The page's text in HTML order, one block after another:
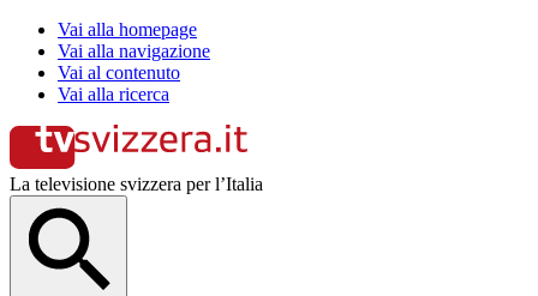
Vai alla homepage
Vai alla navigazione
Vai al contenuto
Vai alla ricerca
La televisione svizzera per l’Italia